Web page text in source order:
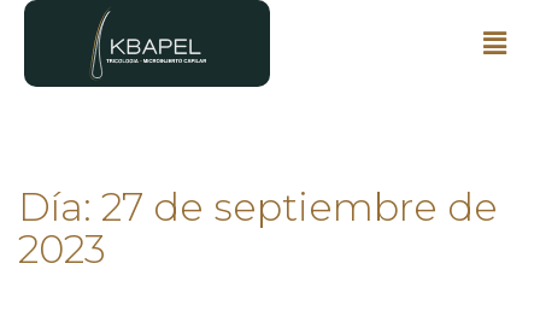
Día: 27 de septiembre de
2023